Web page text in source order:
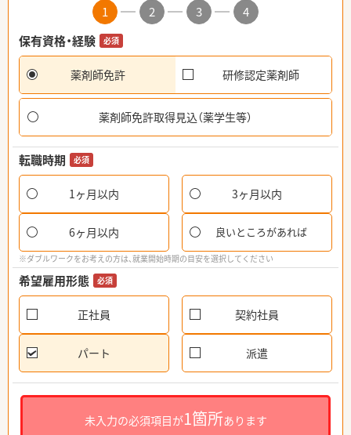
1 2 3
4
保有資格・経験
必須
薬剤師免許 研修認定薬剤師
薬剤師免許取得見込（薬学生等）
転職時期 必須
1ヶ月以内 3ヶ月以内
6ヶ月以内 良いところがあれば
※ダブルワークをお考えの方は、就業開始時期の目安を選択してください
希望雇用形態 必須
正社員 契約社員
パート 派遣
未入力の必須項目が1箇所あります